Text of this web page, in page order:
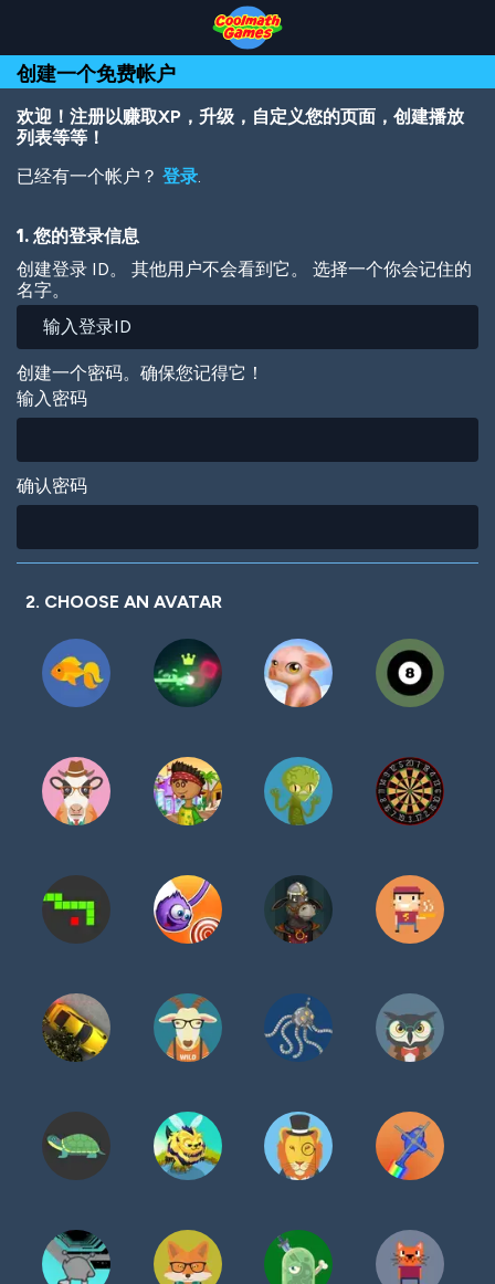
Top
of
Page
Navigation
Main
Content
Footer
到
主
要
内
容
创建一个免费帐户
欢迎！注册以赚取XP，升级，自定义您的页面，创建播放
列表等等！
已经有一个帐户？ 登录.
1. 您的登录信息
创建登录 ID。 其他用户不会看到它。 选择一个你会记住的
名字。
创建一个密码。确保您记得它！
输入密码
确认密码
2. CHOOSE AN AVATAR